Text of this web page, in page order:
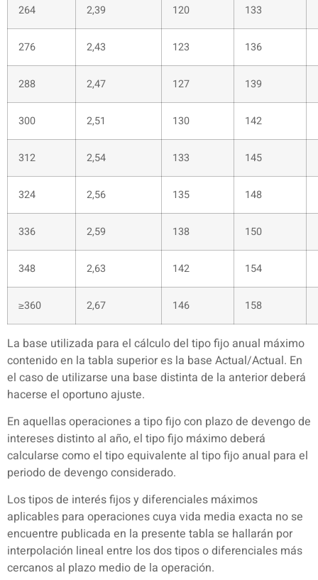
264 2,39 120 133
276 2,43 123 136
288 2,47 127 139
300 2,51 130 142
312 2,54 133 145
324 2,56 135 148
336 2,59 138 150
348 2,63 142 154
≥360 2,67 146 158
La base utilizada para el cálculo del tipo fijo anual máximo
contenido en la tabla superior es la base Actual/Actual. En
el caso de utilizarse una base distinta de la anterior deberá
hacerse el oportuno ajuste.
En aquellas operaciones a tipo fijo con plazo de devengo de
intereses distinto al año, el tipo fijo máximo deberá
calcularse como el tipo equivalente al tipo fijo anual para el
periodo de devengo considerado.
Los tipos de interés fijos y diferenciales máximos
aplicables para operaciones cuya vida media exacta no se
encuentre publicada en la presente tabla se hallarán por
interpolación lineal entre los dos tipos o diferenciales más
cercanos al plazo medio de la operación.